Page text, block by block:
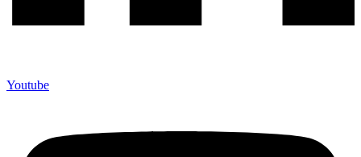
Youtube